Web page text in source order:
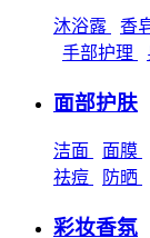
沐浴露 香
手部护理
面部护肤
洁面 面膜
祛痘
防晒
彩妆香氛